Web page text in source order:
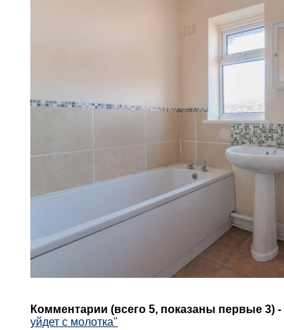
Комментарии (всего 5, показаны первые 3) -
уйдет с молотка"